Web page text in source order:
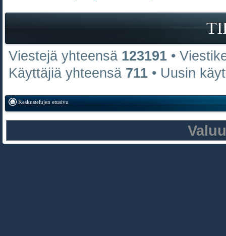
Viestejä yhteensä 123191 •
Käyttäjiä yhteensä 711 • Uusin
Keskustelujen etusivu